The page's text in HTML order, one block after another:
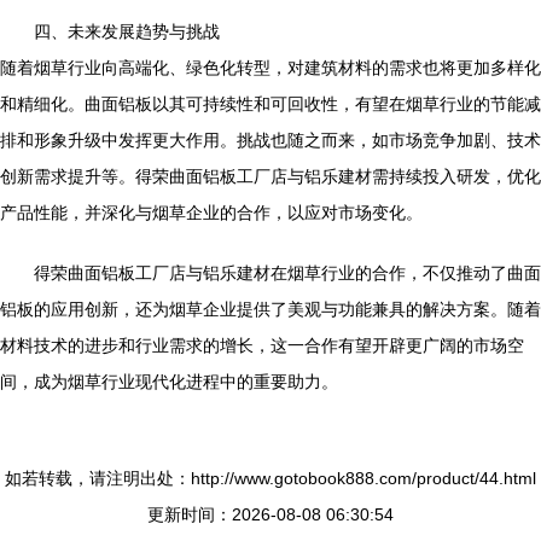
四、未来发展趋势与挑战
随着烟草行业向高端化、绿色化转型，对建筑材料的需求也将更加多样化
和精细化。曲面铝板以其可持续性和可回收性，有望在烟草行业的节能减
排和形象升级中发挥更大作用。挑战也随之而来，如市场竞争加剧、技术
创新需求提升等。得荣曲面铝板工厂店与铝乐建材需持续投入研发，优化
产品性能，并深化与烟草企业的合作，以应对市场变化。
得荣曲面铝板工厂店与铝乐建材在烟草行业的合作，不仅推动了曲面
铝板的应用创新，还为烟草企业提供了美观与功能兼具的解决方案。随着
材料技术的进步和行业需求的增长，这一合作有望开辟更广阔的市场空
间，成为烟草行业现代化进程中的重要助力。
如若转载，请注明出处：http://www.gotobook888.com/product/44.html
更新时间：2026-08-08 06:30:54